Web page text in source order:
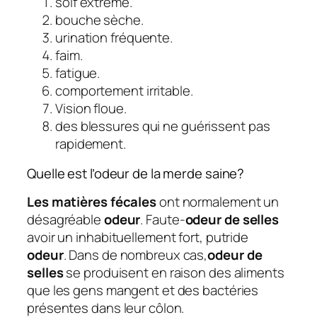
bouche sèche.
urination fréquente.
faim.
fatigue.
comportement irritable.
Vision floue.
des blessures qui ne guérissent pas
rapidement.
Quelle est l’odeur de la merde saine?
Les matières fécalesont normalement un
désagréableodeur. Faute-odeur de selles
avoir un inhabituellement fort, putride
odeur. Dans de nombreux cas,odeur de
sellesse produisent en raison des aliments
que les gens mangent et des bactéries
présentes dans leur côlon.